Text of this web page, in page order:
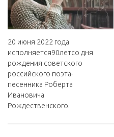
20 июня 2022 года
исполняется90летсо дня
рождения советского
российского поэта-
песенника Роберта
Ивановича
Рождественского.